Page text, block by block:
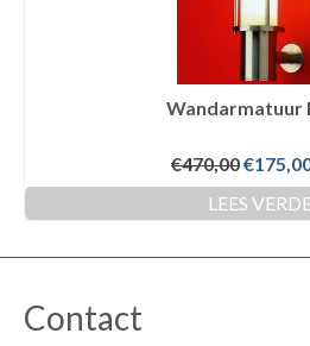
Wandarmatuur
€470,00
prijs
was:
€
LEES
Contact